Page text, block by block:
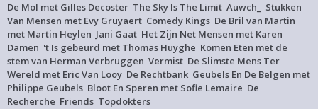
De Mol met Gilles Decoster The Sky Is The Limit Auwch_
Stukken
Van Mensen met Evy Gruyaert Comedy Kings De Bril van Martin
met Martin Heylen Jani Gaat Het Zijn Net Mensen met Karen
Damen 't Is gebeurd met Thomas Huyghe Komen Eten met de
stem van Herman Verbruggen Vermist De Slimste Mens Ter
Wereld met Eric Van Looy De Rechtbank Geubels En De Belgen met
Philippe Geubels Bloot En Speren met Sofie Lemaire De
Recherche Friends Topdokters